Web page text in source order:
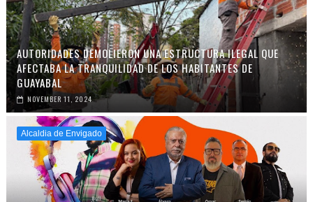
AUTORIDADES DEMOLIERON UNA ESTRUCTURA ILEGAL QUE
AFECTABA LA TRANQUILIDAD DE LOS HABITANTES DE
GUAYABAL
NOVEMBER 11, 2024
Alcaldia de Envigado